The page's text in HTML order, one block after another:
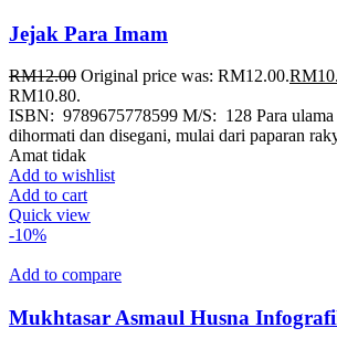
Jejak Para Imam
RM12.00 Original price was: RM12.00.RM
RM10.80.
ISBN: 9789675778599 M/S: 128 Para ulama
dihormati dan disegani, mulai dari paparan
Amat tidak
Add to wishlist
Add to cart
Quick view
-10%
Add to compare
Mukhtasar Asmaul Husna